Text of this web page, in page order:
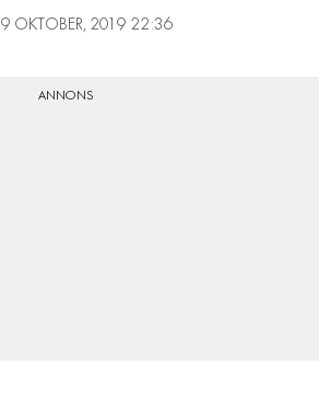
9 OKTOBER, 2019 22:36